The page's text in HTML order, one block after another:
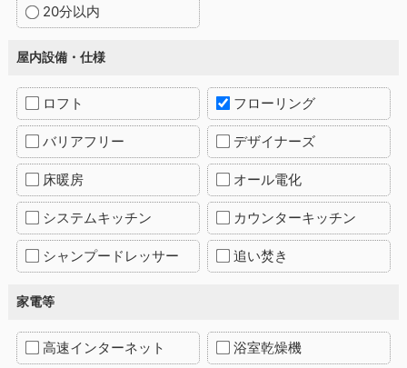
20分以内
屋内設備・仕様
ロフト フローリング
バリアフリー デザイナーズ
床暖房 オール電化
システムキッチン カウンターキッチン
シャンプードレッサー 追い焚き
家電等
高速インターネット 浴室乾燥機